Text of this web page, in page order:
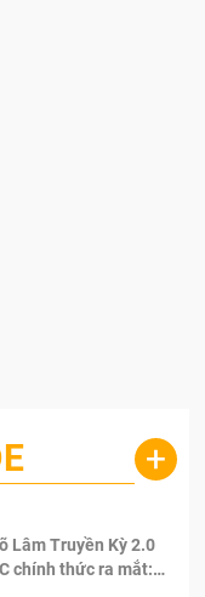
+
Lâm Truyền Kỳ 2.0
chính thức ra mắt: